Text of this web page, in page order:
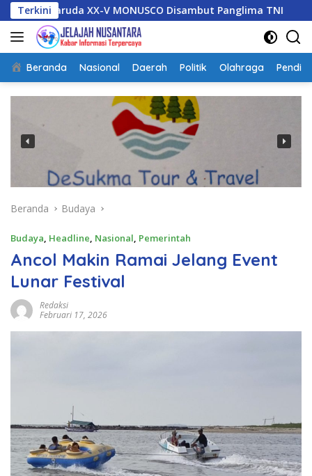
Langsung
ke
konten
Terkini
XX-V MONUSCO Disambut Panglima TNI Asintel
Beranda Nasional Daerah Politik Olahraga
Beranda Budaya
Budaya, Headline, Nasional, Pemerintah
Ancol Makin Ramai Jelang Event
Lunar Festival
Redaksi
Februari 17, 2026